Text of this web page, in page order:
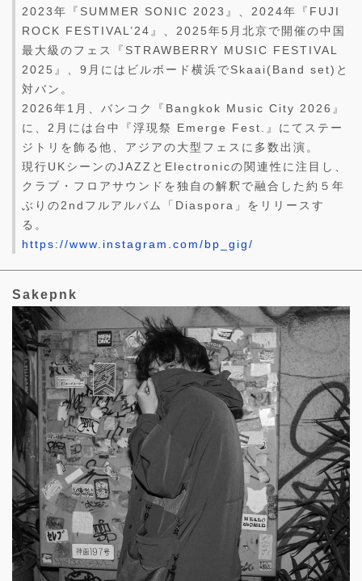
2023年『SUMMER SONIC 2023』、2024年『FUJI
ROCK FESTIVAL’24』、2025年5月北京で開催の中国
最大級のフェス『STRAWBERRY MUSIC FESTIVAL
2025』、9月にはビルボード横浜でSkaai(Band set)と
対バン。
2026年1月、バンコク『Bangkok Music City 2026』
に、2月には台中『浮現祭 Emerge Fest.』にてステー
ジトリを飾る他、アジアの大型フェスに多数出演。
現行UKシーンのJAZZとElectronicの関連性に注目し、
クラブ・フロアサウンドを独自の解釈で融合した約５年
ぶりの2ndフルアルバム「Diaspora」をリリースす
る。
https://www.instagram.com/bp_gig/
Sakepnk